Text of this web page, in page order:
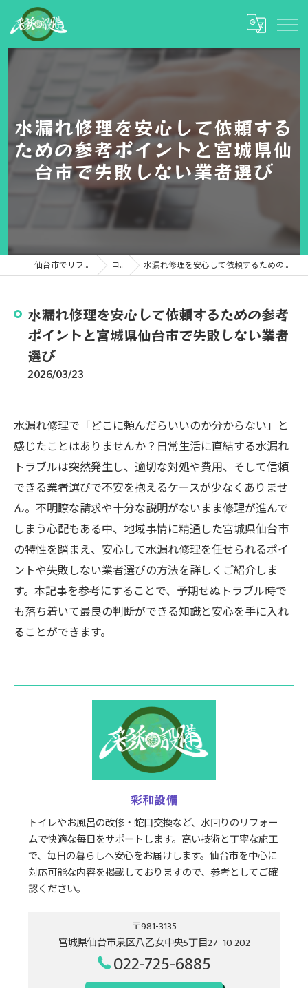
水漏れ修理を安心して依頼する
ための参考ポイントと宮城県仙
台市で失敗しない業者選び
仙台市でリフォームなら彩和設備 コラム 水漏れ修理を安心して依頼するための参考ポイントと宮城県仙台市で失敗しない業者選び
水漏れ修理を安心して依頼するための参考
ポイントと宮城県仙台市で失敗しない業者
選び
2026/03/23
水漏れ修理で「どこに頼んだらいいのか分からない」と
感じたことはありませんか？日常生活に直結する水漏れ
トラブルは突然発生し、適切な対処や費用、そして信頼
できる業者選びで不安を抱えるケースが少なくありませ
ん。不明瞭な請求や十分な説明がないまま修理が進んで
しまう心配もある中、地域事情に精通した宮城県仙台市
の特性を踏まえ、安心して水漏れ修理を任せられるポイ
ントや失敗しない業者選びの方法を詳しくご紹介しま
す。本記事を参考にすることで、予期せぬトラブル時で
も落ち着いて最良の判断ができる知識と安心を手に入れ
ることができます。
彩和設備
トイレやお風呂の改修・蛇口交換など、水回りのリフォー
ムで快適な毎日をサポートします。高い技術と丁寧な施工
で、毎日の暮らしへ安心をお届けします。仙台市を中心に
対応可能な内容を掲載しておりますので、参考としてご確
認ください。
〒981-3135
宮城県仙台市泉区八乙女中央5丁目27−10 202
022-725-6885